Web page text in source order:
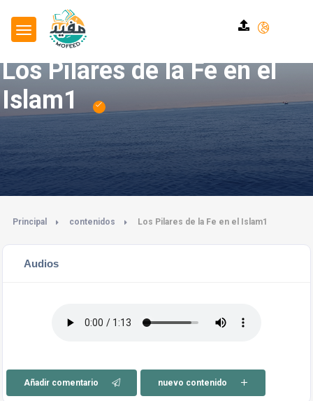
Los Pilares de la Fe en el
Islam1
Principal contenidos Los Pilares de la Fe en el Islam1
Audios
Añadir comentario nuevo contenido